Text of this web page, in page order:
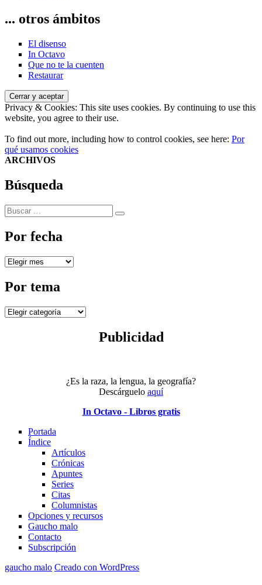
... otros ámbitos
El disenso
In Octavo
Que no te la cuenten
Restaurar
Privacy & Cookies: This site uses cookies. By continuing to use this
website, you agree to their use.
To find out more, including how to control cookies, see here: Por
qué usamos cookies
ARCHIVOS
Búsqueda
Buscar
por:
Buscar
Por fecha
Por
Por tema
Por
Publicidad
¿Es la raza, la lengua, la geografía?
Descárguelo aquí
In Octavo - Libros gratis
Portada
Índice
Artículos
Crónicas
Apuntes
Series
Citas
Columnistas
Opciones y recursos
Gaucho malo
Contacto
Subscripción
gaucho malo Creado con WordPress